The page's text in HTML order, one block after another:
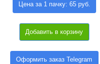
Цена за 1 пачку: 65 руб.
Добавить в корзину
Оформить заказ Telegram